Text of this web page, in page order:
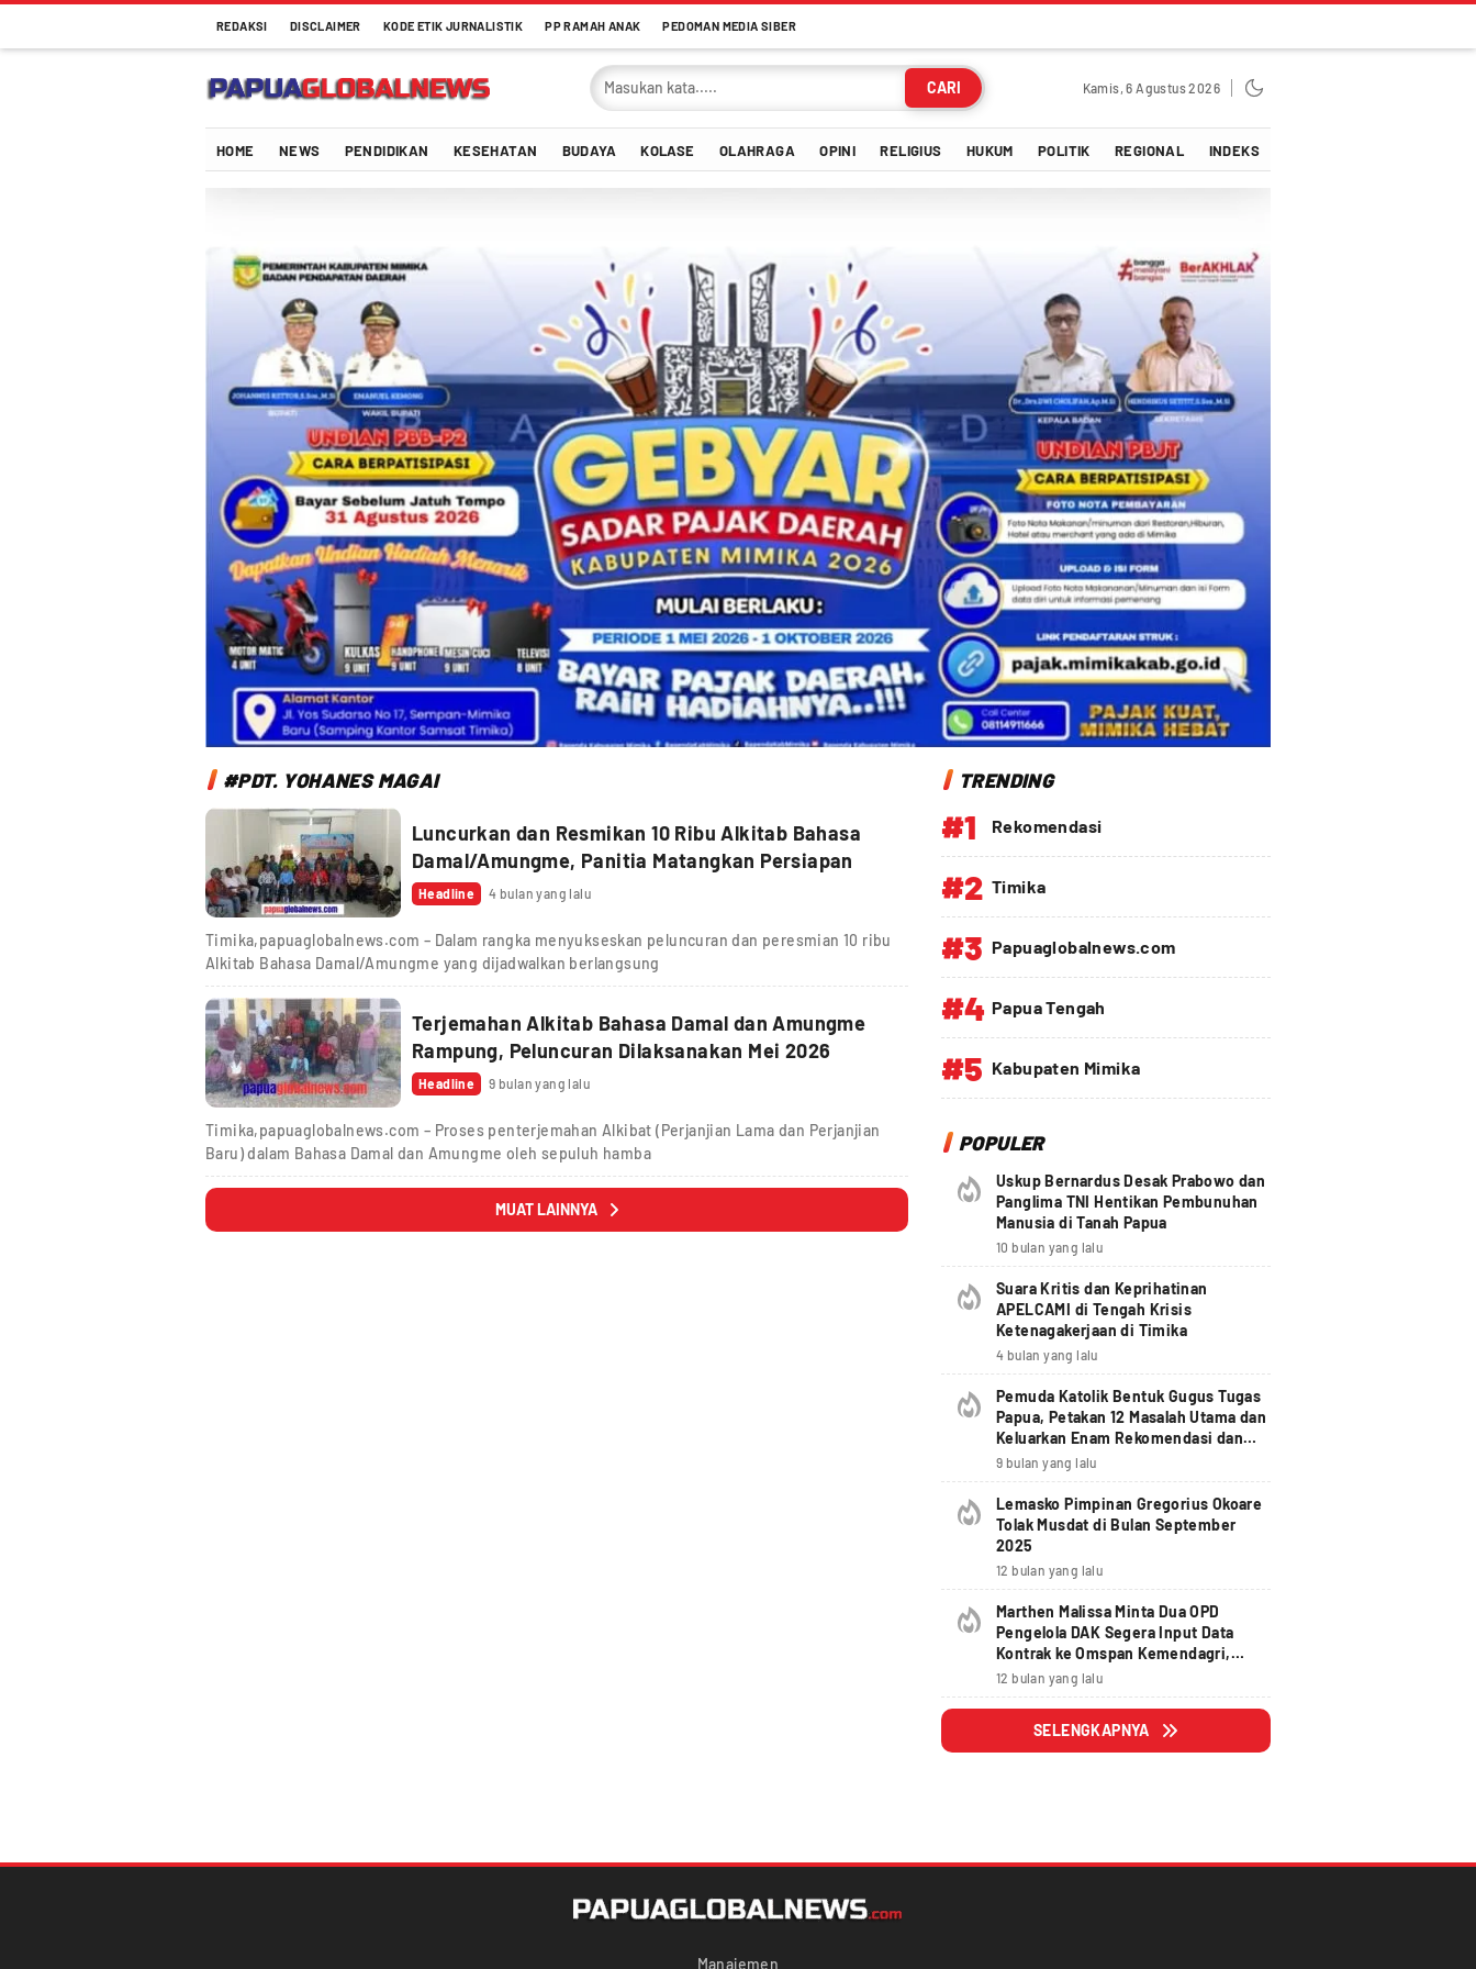
REDAKSI DISCLAIMER KODE ETIK JURNALISTIK PP RAMAH ANAK PEDOMAN MEDIA SIBER
Papuaglobalnews.com
Menulis Fakta dengan Hati Bening
CARI Kamis, 6 Agustus 2026
HOME NEWS PENDIDIKAN KESEHATAN BUDAYA KOLASE OLAHRAGA OPINI RELIGIUS HUKUM POLITIK REGIONAL INDEKS
#PDT. YOHANES MAGAI
Luncurkan dan Resmikan 10 Ribu Alkitab Bahasa
Damal/Amungme, Panitia Matangkan Persiapan
Headline 4 bulan yang lalu
Timika,papuaglobalnews.com – Dalam rangka menyukseskan peluncuran dan peresmian 10 ribu
Alkitab Bahasa Damal/Amungme yang dijadwalkan berlangsung
Terjemahan Alkitab Bahasa Damal dan Amungme
Rampung, Peluncuran Dilaksanakan Mei 2026
Headline 9 bulan yang lalu
Timika,papuaglobalnews.com – Proses penterjemahan Alkibat (Perjanjian Lama dan Perjanjian
Baru) dalam Bahasa Damal dan Amungme oleh sepuluh hamba
MUAT LAINNYA
TRENDING
#1 Rekomendasi
#2 Timika
#3 Papuaglobalnews.com
#4 Papua Tengah
#5 Kabupaten Mimika
POPULER
Uskup Bernardus Desak Prabowo dan
Panglima TNI Hentikan Pembunuhan
Manusia di Tanah Papua
10 bulan yang lalu
Suara Kritis dan Keprihatinan
APELCAMI di Tengah Krisis
Ketenagakerjaan di Timika
4 bulan yang lalu
Pemuda Katolik Bentuk Gugus Tugas
Papua, Petakan 12 Masalah Utama dan
Keluarkan Enam Rekomendasi dan
Seruan Moral Nasional
9 bulan yang lalu
Lemasko Pimpinan Gregorius Okoare
Tolak Musdat di Bulan September
2025
12 bulan yang lalu
Marthen Malissa Minta Dua OPD
Pengelola DAK Segera Input Data
Kontrak ke Omspan Kemendagri,
Lewat Tanggal 29 Agustus 2025
Hangus
12 bulan yang lalu
SELENGKAPNYA
Manajemen